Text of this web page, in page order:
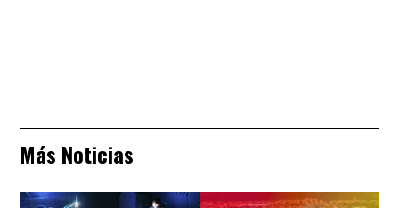
Más Noticias